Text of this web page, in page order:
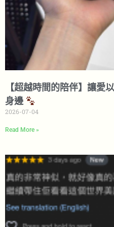
【超越時間的陪伴】讓愛
身邊
2026-07-04
Read More »